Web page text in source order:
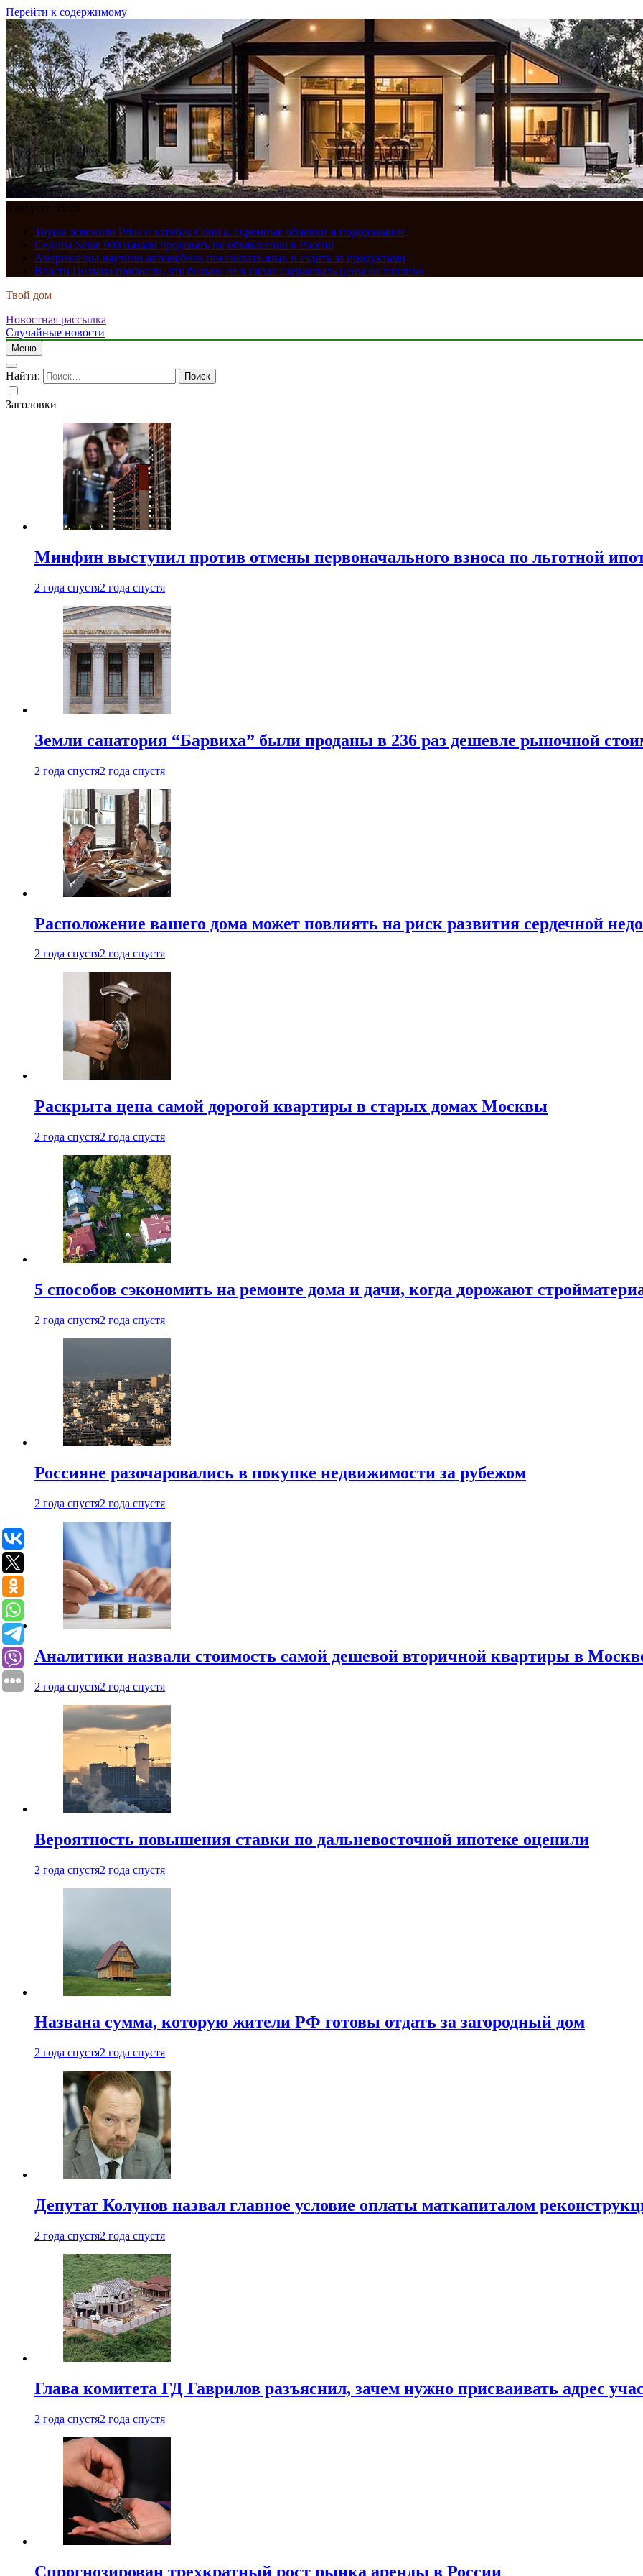
Перейти к содержимому
6 августа, 2026
Toyota освежила Prius и хэтчбек Corolla: скромные обновки и подорожание
Седаны Senat 900 начали продавать по объявлению в России
Американцы научили автомобиль показывать язык и ездить за продуктами
Власти Польши признали, что больше не в силах сдерживать цены на топливо
Твой дом
Новостная рассылка
Случайные новости
Меню
Найти:
Заголовки
Минфин выступил против отмены первоначального взноса по льготной
2 года спустя2 года спустя
Земли санатория “Барвиха” были проданы в 236 раз дешевле рыночной
2 года спустя2 года спустя
Расположение вашего дома может повлиять на риск развития сердечной
2 года спустя2 года спустя
Раскрыта цена самой дорогой квартиры в старых домах Москвы
2 года спустя2 года спустя
5 способов сэкономить на ремонте дома и дачи, когда дорожают
2 года спустя2 года спустя
Россияне разочаровались в покупке недвижимости за рубежом
2 года спустя2 года спустя
Аналитики назвали стоимость самой дешевой вторичной квартиры в
2 года спустя2 года спустя
Вероятность повышения ставки по дальневосточной ипотеке оценили
2 года спустя2 года спустя
Названа сумма, которую жители РФ готовы отдать за загородный дом
2 года спустя2 года спустя
Депутат Колунов назвал главное условие оплаты маткапиталом
2 года спустя2 года спустя
Глава комитета ГД Гаврилов разъяснил, зачем нужно присваивать адрес
2 года спустя2 года спустя
Спрогнозирован трехкратный рост рынка аренды в России